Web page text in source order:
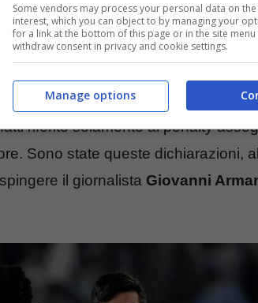
Fonseca nel post partita di
riferito solamente ai penalty
Sono state queste dichiarazioni,
il giornalista Giovanni
Some vendors may process your personal data on
interest, which you can object to by managing your
for a link at the bottom of this page or in the site
withdraw consent in privacy and cookie settings.
Manage options